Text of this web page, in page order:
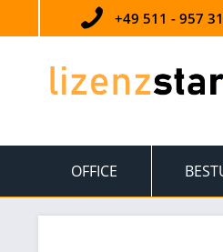
+49 511 - 957
OFFICE